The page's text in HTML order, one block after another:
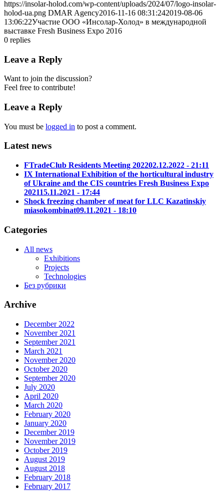
https://insolar-holod.com/wp-content/uploads/2024/07/logo-insolar-
holod-ua.png DMAR Agency2016-11-16 08:31:242019-08-06
13:06:22Участие ООО «Инсолар-Холод» в международной
выставке Fresh Business Expo 2016
0 replies
Leave a Reply
Want to join the discussion?
Feel free to contribute!
Leave a Reply
You must be logged in to post a comment.
Latest news
FTradeClub Residents Meeting 202202.12.2022 - 21:11
IX International Exhibition of the horticultural industry
of Ukraine and the CIS countries Fresh Business Expo
202115.11.2021 - 17:44
Shock freezing chamber of meat for LLC Kazatinskiy
miasokombinat09.11.2021 - 18:10
Categories
All news
Exhibitions
Projects
Technologies
Без рубрики
Archive
December 2022
November 2021
September 2021
March 2021
November 2020
October 2020
September 2020
July 2020
April 2020
March 2020
February 2020
January 2020
December 2019
November 2019
October 2019
August 2019
August 2018
February 2018
February 2017